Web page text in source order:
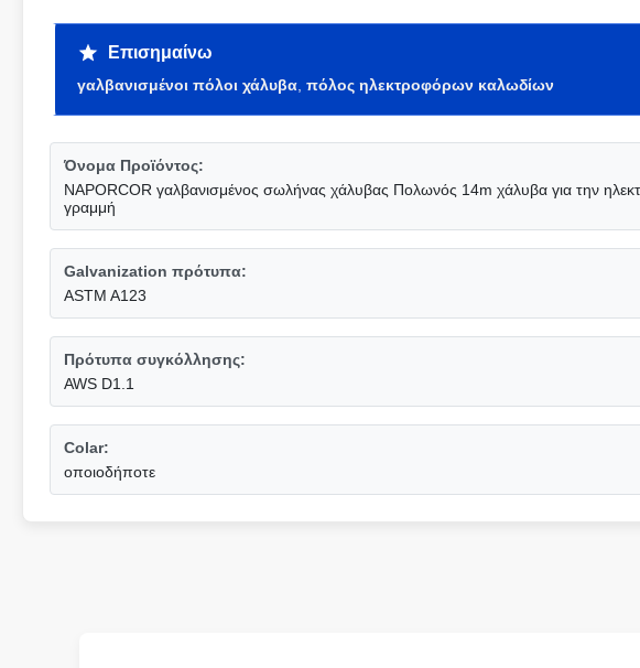
Επισημαίνω
γαλβανισμένοι πόλοι χάλυβα πόλος ηλεκτροφόρων καλωδίων
Όνομα Προϊόντος:
NAPORCOR γαλβανισμένος σωλήνας χάλυβας Πολωνός 14m χάλυβα για την
γραμμή
Galvanization πρότυπα:
ASTM A123
Πρότυπα συγκόλλησης:
AWS D1.1
Colar:
οποιοδήποτε